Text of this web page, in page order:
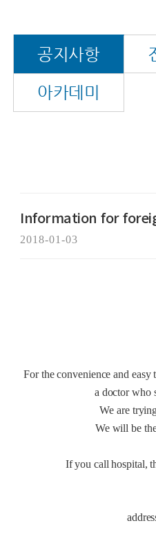
공지사항
아카데미
Information for
2018-01-03
For the convenience and
a doctor who
We are
We will be
If you call hospital,